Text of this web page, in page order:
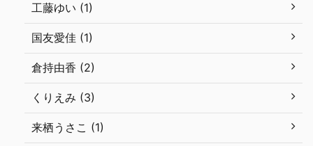
工藤ゆい (1)
国友愛佳 (1)
倉持由香 (2)
くりえみ (3)
来栖うさこ (1)